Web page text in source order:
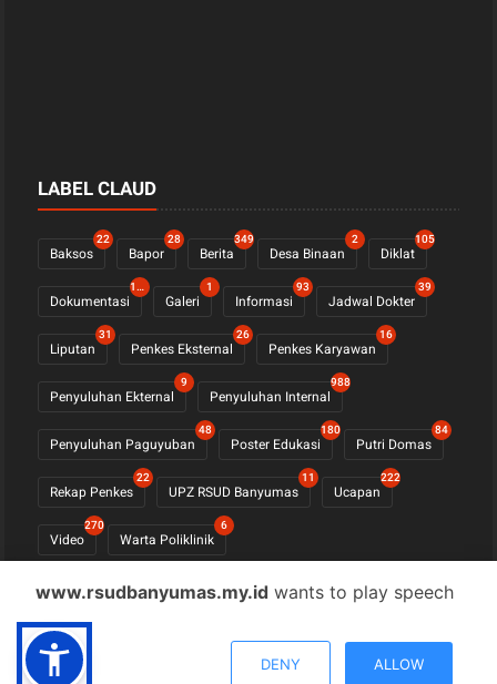
LABEL CLAUD
Baksos
22
Bapor
28
Berita
349
Desa Binaan
2
Diklat
105
Dokumentasi
1123
Galeri
1
Informasi
93
Jadwal Dokter
39
Liputan
31
Penkes Eksternal
26
Penkes Karyawan
16
Penyuluhan Ekternal
9
Penyuluhan Internal
988
Penyuluhan Paguyuban
48
Poster Edukasi
180
Putri Domas
84
Rekap Penkes
22
UPZ RSUD Banyumas
11
Ucapan
222
Video
270
Warta Poliklinik
6
www.rsudbanyumas.my.id wants to play speech
DENY ALLOW